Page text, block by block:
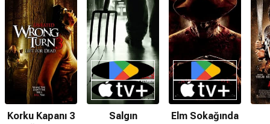
Evet.Kabus Gecesiönceki filmidir; Kabus Gecesi 3
devam filmidir.
Korku Kapanı 3
Salgın
Elm Sokağında